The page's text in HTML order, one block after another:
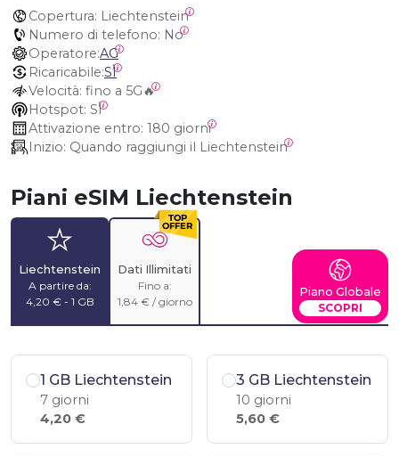
Copertura: Liechtenstein
Numero di telefono: No
Operatore:AG
Ricaricabile:SÌ
Velocità: fino a 5G🔥
Hotspot: SÌ
Attivazione entro: 180 giorni
Inizio: Quando raggiungi il Liechtenstein
Piani eSIM Liechtenstein
Liechtenstein
A partire da:
4,20 € - 1 GB
Dati Illimitati
Fino a:
1,84 € / giorno
Piano Globale
SCOPRI
1 GB Liechtenstein
7 giorni
4,20 €
3 GB Liechtenstein
10 giorni
5,60 €